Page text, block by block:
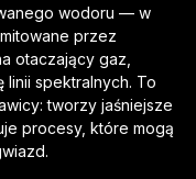
wodoru — w
przez
otaczający gaz,
linii spektralnych. To
tworzy jaśniejsze
procesy, które mogą